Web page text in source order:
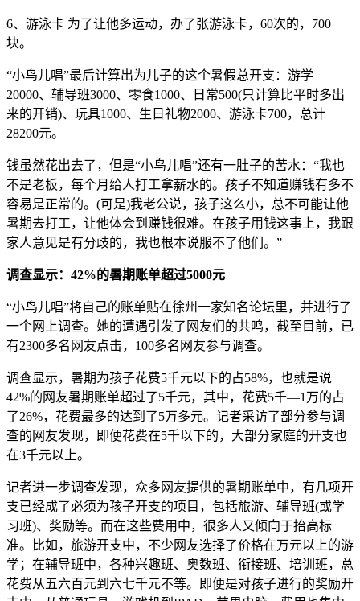
6、游泳卡 为了让他多运动，办了张游泳卡，60次的，700
块。
“小鸟儿唱”最后计算出为儿子的这个暑假总开支：游学
20000、辅导班3000、零食1000、日常500(只计算比平时多出
来的开销)、玩具1000、生日礼物2000、游泳卡700，总计
28200元。
钱虽然花出去了，但是“小鸟儿唱”还有一肚子的苦水：“我也
不是老板，每个月给人打工拿薪水的。孩子不知道赚钱有多不
容易是正常的。(可是)我老公说，孩子这么小，总不可能让他
暑期去打工，让他体会到赚钱很难。在孩子用钱这事上，我跟
家人意见是有分歧的，我也根本说服不了他们。”
调查显示：42%的暑期账单超过5000元
“小鸟儿唱”将自己的账单贴在徐州一家知名论坛里，并进行了
一个网上调查。她的遭遇引发了网友们的共鸣，截至目前，已
有2300多名网友点击，100多名网友参与调查。
调查显示，暑期为孩子花费5千元以下的占58%，也就是说
42%的网友暑期账单超过了5千元，其中，花费5千—1万的占
了26%，花费最多的达到了5万多元。记者采访了部分参与调
查的网友发现，即便花费在5千以下的，大部分家庭的开支也
在3千元以上。
记者进一步调查发现，众多网友提供的暑期账单中，有几项开
支已经成了必须为孩子开支的项目，包括旅游、辅导班(或学
习班)、奖励等。而在这些费用中，很多人又倾向于抬高标
准。比如，旅游开支中，不少网友选择了价格在万元以上的游
学；在辅导班中，各种兴趣班、奥数班、衔接班、培训班，总
花费从五六百元到六七千元不等。即便是对孩子进行的奖励开